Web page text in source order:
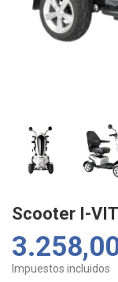
Scooter I-
Impuestos incluidos